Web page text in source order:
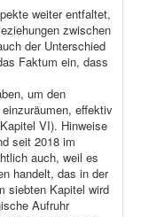
weiter entfaltet,
zwischen
der Unterschied
Faktum ein, dass
um den
effektiv
VI). Hinweise
seit 2018 im
auch, weil es
handelt, das in der
siebten Kapitel wird
Aufruhr